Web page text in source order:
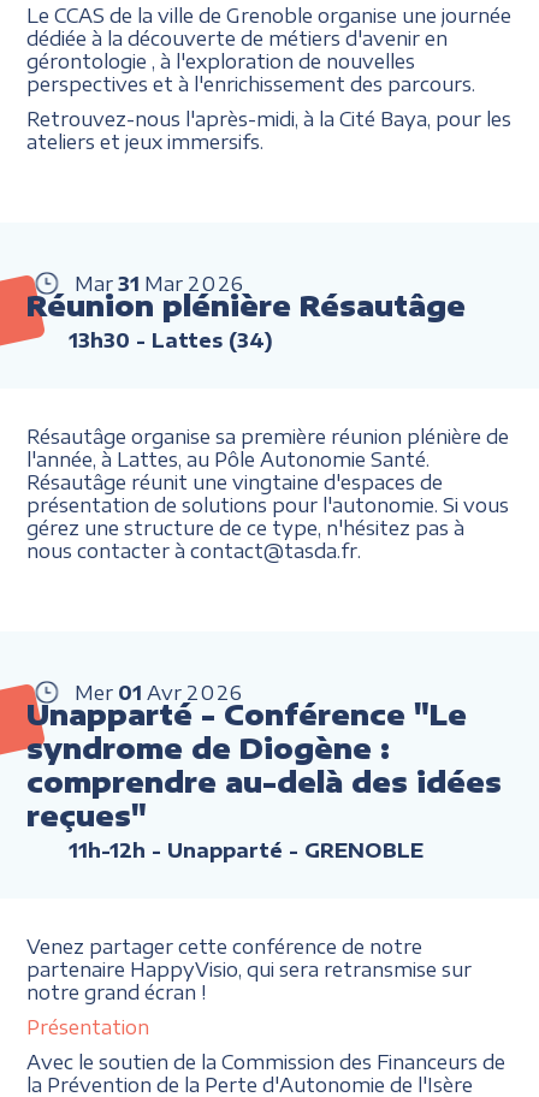
Le CCAS de la ville de Grenoble organise une journée
dédiée à la découverte de métiers d'avenir en
gérontologie , à l'exploration de nouvelles
perspectives et à l'enrichissement des parcours.
Retrouvez-nous l'après-midi, à la Cité Baya, pour les
ateliers et jeux immersifs.
Mar 31 Mar 2026
Réunion plénière Résautâge
13h30 - Lattes (34)
Résautâge organise sa première réunion plénière de
l'année, à Lattes, au Pôle Autonomie Santé.
Résautâge réunit une vingtaine d'espaces de
présentation de solutions pour l'autonomie. Si vous
gérez une structure de ce type, n'hésitez pas à
nous contacter à contact@tasda.fr.
Mer 01 Avr 2026
Unapparté - Conférence "Le
syndrome de Diogène :
comprendre au-delà des idées
reçues"
11h-12h - Unapparté - GRENOBLE
Venez partager cette conférence de notre
partenaire HappyVisio, qui sera retransmise sur
notre grand écran !
Présentation
Avec le soutien de la Commission des Financeurs de
la Prévention de la Perte d'Autonomie de l'Isère